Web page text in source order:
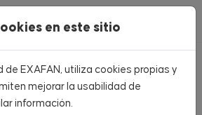
CATÁLOGO PRODUCTOS
en este sitio
de EXAFAN, utiliza cookies propias y
mejorar la usabilidad de
información.